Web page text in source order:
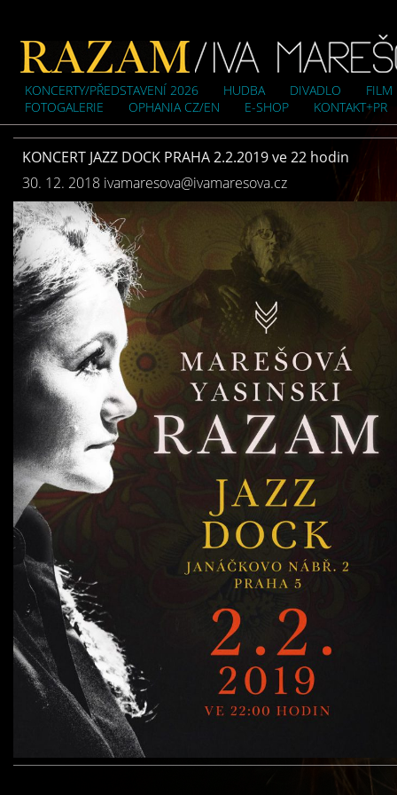
KONCERTY/PŘEDSTAVENÍ 2026 HUDBA DIVADLO
FILM
FOTOGALERIE
OPHANIA CZ/EN E-SHOP KONTAKT+PR
KONCERT JAZZ DOCK PRAHA 2.2.2019 ve 22 hodin
30. 12. 2018 ivamaresova@ivamaresova.cz